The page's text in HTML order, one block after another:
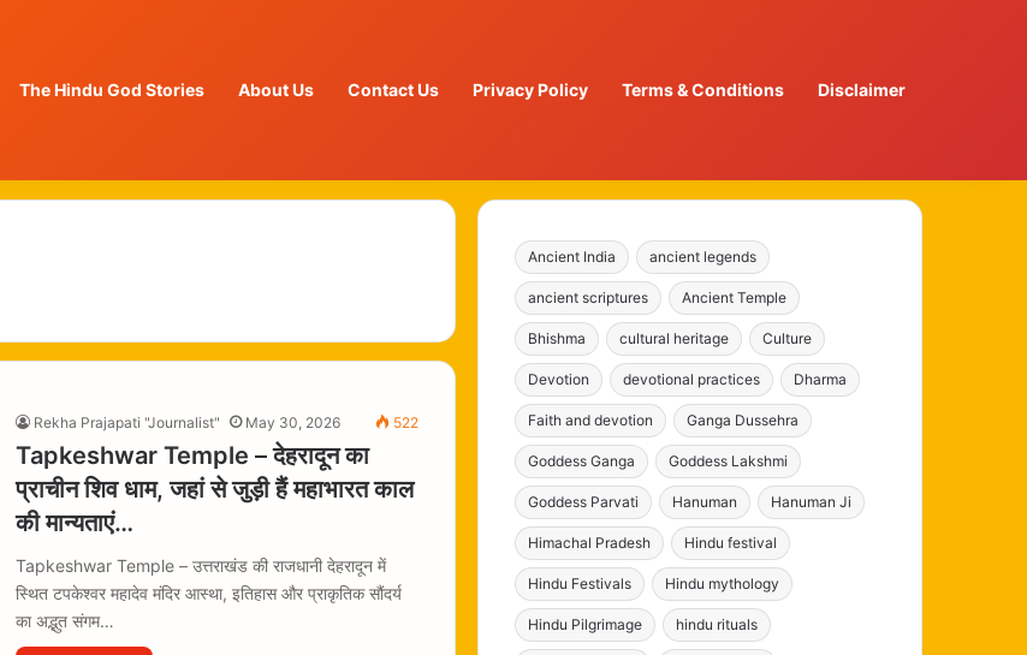
The Hindu God Stories About Us Contact Us Privacy Policy Terms & Conditions Disclaimer
Rekha Prajapati "Journalist" May 30, 2026 522
Tapkeshwar Temple – देहरादून का
प्राचीन शिव धाम, जहां से जुड़ी हैं महाभारत काल
की मान्यताएं…
Tapkeshwar Temple – उत्तराखंड की राजधानी देहरादून में
स्थित टपकेश्वर महादेव मंदिर आस्था, इतिहास और प्राकृतिक सौंदर्य
का अद्भुत संगम…
Ancient India ancient legends
ancient scriptures Ancient Temple
Bhishma cultural heritage Culture
Devotion devotional practices Dharma
Faith and devotion Ganga Dussehra
Goddess Ganga Goddess Lakshmi
Goddess Parvati Hanuman Hanuman Ji
Himachal Pradesh Hindu festival
Hindu Festivals Hindu mythology
Hindu Pilgrimage hindu rituals